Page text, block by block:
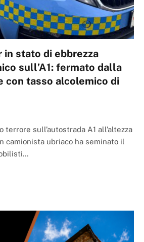
stato di ebbrezza
sull’A1: fermato dalla
con tasso alcolemico di
sull’autostrada A1 all’altezza
camionista ubriaco ha seminato il